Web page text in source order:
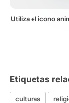
Utiliza el icono
Etiquetas
culturas